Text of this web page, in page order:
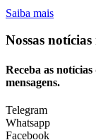
Saiba mais
Nossas notícias
Receba as
mensagens.
Telegram
Whatsapp
Facebook